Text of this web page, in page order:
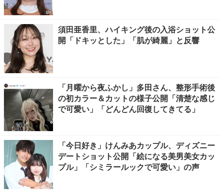
須田亜香里、ハイキング後の入浴ショット公
開「ドキッとした」「肌が綺麗」と反響
「月曜から夜ふかし」多田さん、整形手術後
の初カラー＆カットの様子公開「清楚な感じ
で可愛い」「どんどん回復してきてる」
「今日好き」けんみあカップル、ディズニー
デートショット公開「絵になる美男美女カッ
プル」「シミラールックで可愛い」の声